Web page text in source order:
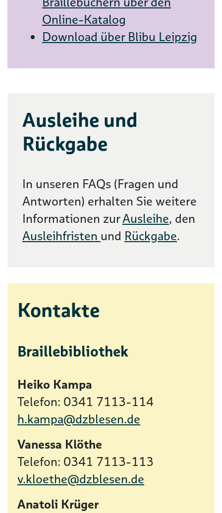
Online-Katalog
Download über Blibu Leipzig
Ausleihe und
Rückgabe
In unseren FAQs (Fragen und
Antworten) erhalten Sie weitere
Informationen zurAusleihe, den
Ausleihfristen und Rückgabe.
Kontakte
Braillebibliothek
Heiko Kampa
Telefon: 0341 7113-114
h.kampa@dzblesen.de
Vanessa Klöthe
Telefon: 0341 7113-113
v.kloethe@dzblesen.de
Anatoli Krüger